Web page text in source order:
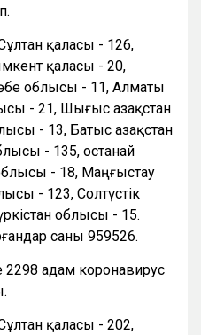
қаласы - 126,
қаласы - 20,
облысы - 11, Алматы
- 21, Шығыс Қазақстан
- 13, Батыс Қазақстан
- 135, Қостанай
- 18, Маңғыстау
- 123, Солтүстік
облысы - 15.
саны 959526.
2298 адам коронавирус
қаласы - 202,